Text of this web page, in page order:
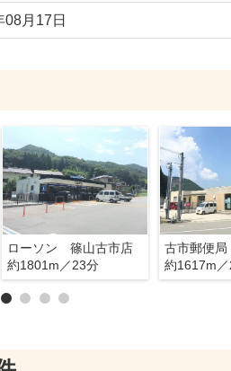
08月17日
ローソン 篠山古市店
約1801m／23分
古市郵便局
約1617m